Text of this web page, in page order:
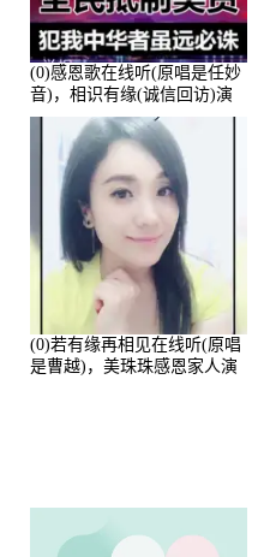
(0)感恩歌在线听(原唱是任妙
音)，相识有缘(诚信回访)演
唱点播:161288次
(0)若有缘再相见在线听(原唱
是曹越)，美珠珠感恩家人演